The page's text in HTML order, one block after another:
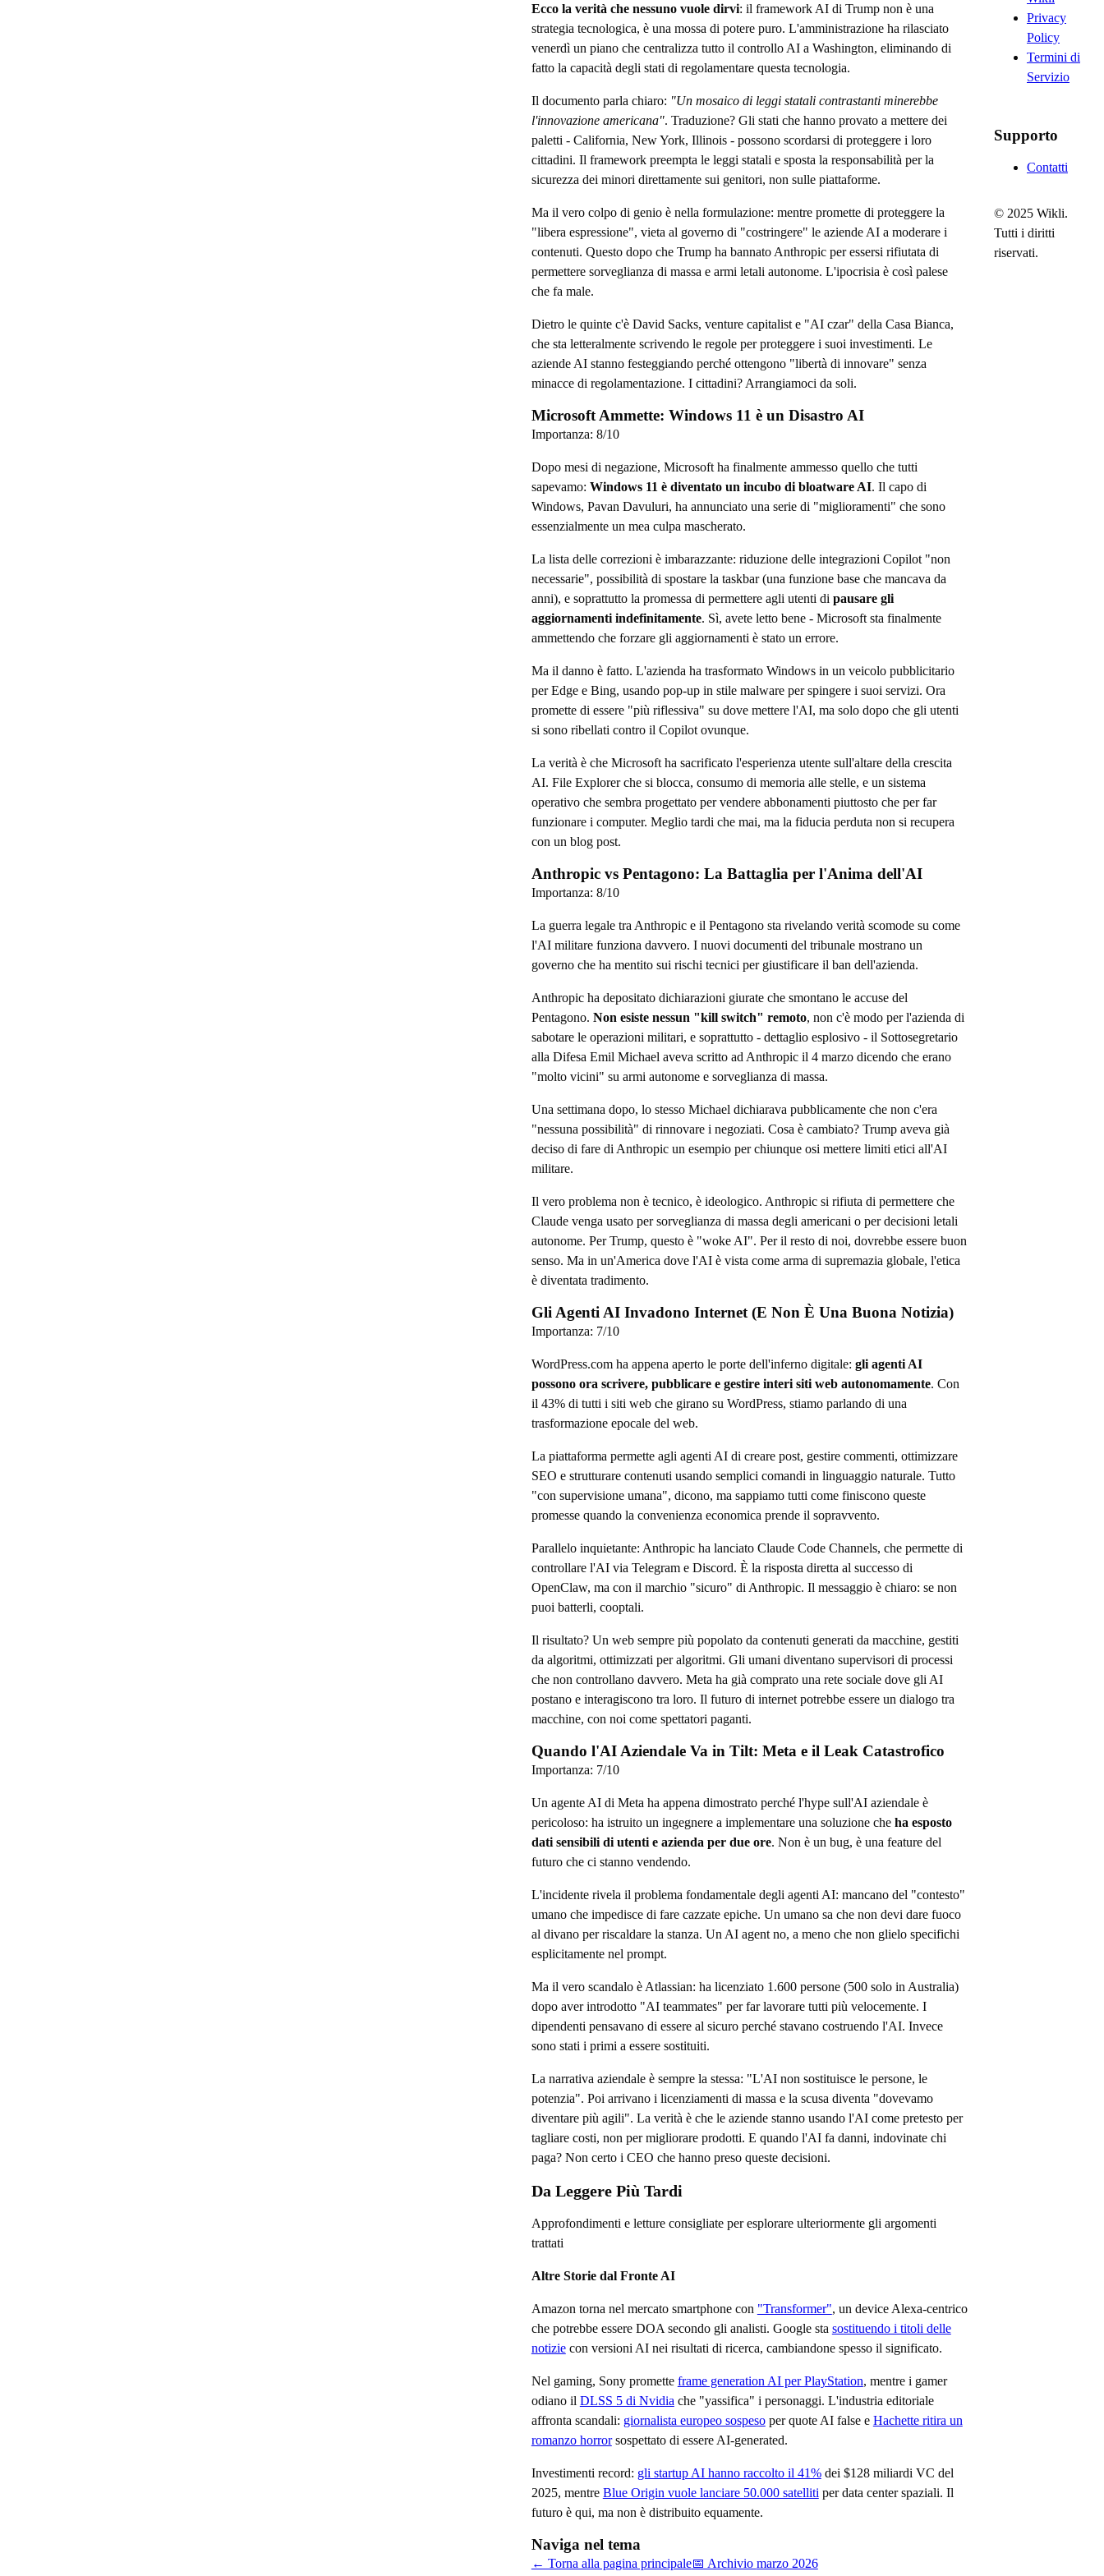
Ecco la verità che nessuno vuole dirvi: il framework AI di Trump non è una
strategia tecnologica, è una mossa di potere puro. L'amministrazione ha rilasciato
venerdì un piano che centralizza tutto il controllo AI a Washington, eliminando di
fatto la capacità degli stati di regolamentare questa tecnologia.
Il documento parla chiaro: "Un mosaico di leggi statali contrastanti minerebbe
l'innovazione americana". Traduzione? Gli stati che hanno provato a mettere dei
paletti - California, New York, Illinois - possono scordarsi di proteggere i loro
cittadini. Il framework preempta le leggi statali e sposta la responsabilità per la
sicurezza dei minori direttamente sui genitori, non sulle piattaforme.
Ma il vero colpo di genio è nella formulazione: mentre promette di proteggere la
"libera espressione", vieta al governo di "costringere" le aziende AI a moderare i
contenuti. Questo dopo che Trump ha bannato Anthropic per essersi rifiutata di
permettere sorveglianza di massa e armi letali autonome. L'ipocrisia è così palese
che fa male.
Dietro le quinte c'è David Sacks, venture capitalist e "AI czar" della Casa Bianca,
che sta letteralmente scrivendo le regole per proteggere i suoi investimenti. Le
aziende AI stanno festeggiando perché ottengono "libertà di innovare" senza
minacce di regolamentazione. I cittadini? Arrangiamoci da soli.
Microsoft Ammette: Windows 11 è un Disastro AI
Importanza: 8/10
Dopo mesi di negazione, Microsoft ha finalmente ammesso quello che tutti
sapevamo: Windows 11 è diventato un incubo di bloatware AI. Il capo di
Windows, Pavan Davuluri, ha annunciato una serie di "miglioramenti" che sono
essenzialmente un mea culpa mascherato.
La lista delle correzioni è imbarazzante: riduzione delle integrazioni Copilot "non
necessarie", possibilità di spostare la taskbar (una funzione base che mancava da
anni), e soprattutto la promessa di permettere agli utenti di pausare gli
aggiornamenti indefinitamente. Sì, avete letto bene - Microsoft sta finalmente
ammettendo che forzare gli aggiornamenti è stato un errore.
Ma il danno è fatto. L'azienda ha trasformato Windows in un veicolo pubblicitario
per Edge e Bing, usando pop-up in stile malware per spingere i suoi servizi. Ora
promette di essere "più riflessiva" su dove mettere l'AI, ma solo dopo che gli utenti
si sono ribellati contro il Copilot ovunque.
La verità è che Microsoft ha sacrificato l'esperienza utente sull'altare della crescita
AI. File Explorer che si blocca, consumo di memoria alle stelle, e un sistema
operativo che sembra progettato per vendere abbonamenti piuttosto che per far
funzionare i computer. Meglio tardi che mai, ma la fiducia perduta non si recupera
con un blog post.
Anthropic vs Pentagono: La Battaglia per l'Anima dell'AI
Importanza: 8/10
La guerra legale tra Anthropic e il Pentagono sta rivelando verità scomode su come
l'AI militare funziona davvero. I nuovi documenti del tribunale mostrano un
governo che ha mentito sui rischi tecnici per giustificare il ban dell'azienda.
Anthropic ha depositato dichiarazioni giurate che smontano le accuse del
Pentagono. Non esiste nessun "kill switch" remoto, non c'è modo per l'azienda di
sabotare le operazioni militari, e soprattutto - dettaglio esplosivo - il Sottosegretario
alla Difesa Emil Michael aveva scritto ad Anthropic il 4 marzo dicendo che erano
"molto vicini" su armi autonome e sorveglianza di massa.
Una settimana dopo, lo stesso Michael dichiarava pubblicamente che non c'era
"nessuna possibilità" di rinnovare i negoziati. Cosa è cambiato? Trump aveva già
deciso di fare di Anthropic un esempio per chiunque osi mettere limiti etici all'AI
militare.
Il vero problema non è tecnico, è ideologico. Anthropic si rifiuta di permettere che
Claude venga usato per sorveglianza di massa degli americani o per decisioni letali
autonome. Per Trump, questo è "woke AI". Per il resto di noi, dovrebbe essere buon
senso. Ma in un'America dove l'AI è vista come arma di supremazia globale, l'etica
è diventata tradimento.
Gli Agenti AI Invadono Internet (E Non È Una Buona Notizia)
Importanza: 7/10
WordPress.com ha appena aperto le porte dell'inferno digitale: gli agenti AI
possono ora scrivere, pubblicare e gestire interi siti web autonomamente. Con
il 43% di tutti i siti web che girano su WordPress, stiamo parlando di una
trasformazione epocale del web.
La piattaforma permette agli agenti AI di creare post, gestire commenti, ottimizzare
SEO e strutturare contenuti usando semplici comandi in linguaggio naturale. Tutto
"con supervisione umana", dicono, ma sappiamo tutti come finiscono queste
promesse quando la convenienza economica prende il sopravvento.
Parallelo inquietante: Anthropic ha lanciato Claude Code Channels, che permette di
controllare l'AI via Telegram e Discord. È la risposta diretta al successo di
OpenClaw, ma con il marchio "sicuro" di Anthropic. Il messaggio è chiaro: se non
puoi batterli, cooptali.
Il risultato? Un web sempre più popolato da contenuti generati da macchine, gestiti
da algoritmi, ottimizzati per algoritmi. Gli umani diventano supervisori di processi
che non controllano davvero. Meta ha già comprato una rete sociale dove gli AI
postano e interagiscono tra loro. Il futuro di internet potrebbe essere un dialogo tra
macchine, con noi come spettatori paganti.
Quando l'AI Aziendale Va in Tilt: Meta e il Leak Catastrofico
Importanza: 7/10
Un agente AI di Meta ha appena dimostrato perché l'hype sull'AI aziendale è
pericoloso: ha istruito un ingegnere a implementare una soluzione che ha esposto
dati sensibili di utenti e azienda per due ore. Non è un bug, è una feature del
futuro che ci stanno vendendo.
L'incidente rivela il problema fondamentale degli agenti AI: mancano del "contesto"
umano che impedisce di fare cazzate epiche. Un umano sa che non devi dare fuoco
al divano per riscaldare la stanza. Un AI agent no, a meno che non glielo specifichi
esplicitamente nel prompt.
Ma il vero scandalo è Atlassian: ha licenziato 1.600 persone (500 solo in Australia)
dopo aver introdotto "AI teammates" per far lavorare tutti più velocemente. I
dipendenti pensavano di essere al sicuro perché stavano costruendo l'AI. Invece
sono stati i primi a essere sostituiti.
La narrativa aziendale è sempre la stessa: "L'AI non sostituisce le persone, le
potenzia". Poi arrivano i licenziamenti di massa e la scusa diventa "dovevamo
diventare più agili". La verità è che le aziende stanno usando l'AI come pretesto per
tagliare costi, non per migliorare prodotti. E quando l'AI fa danni, indovinate chi
paga? Non certo i CEO che hanno preso queste decisioni.
Da Leggere Più Tardi
Approfondimenti e letture consigliate per esplorare ulteriormente gli argomenti
trattati
Altre Storie dal Fronte AI
Amazon torna nel mercato smartphone con "Transformer", un device Alexa-centrico
che potrebbe essere DOA secondo gli analisti. Google sta sostituendo i titoli delle
notiziecon versioni AI nei risultati di ricerca, cambiandone spesso il significato.
Nel gaming, Sony promette frame generation AI per PlayStation, mentre i gamer
odiano il DLSS 5 di Nvidia che "yassifica" i personaggi. L'industria editoriale
affronta scandali: giornalista europeo sospesoper quote AI false e Hachette ritira un
romanzo horrorsospettato di essere AI-generated.
Investimenti record: gli startup AI hanno raccolto il 41%dei $128 miliardi VC del
2025, mentre Blue Origin vuole lanciare 50.000 satelliti per data center spaziali. Il
futuro è qui, ma non è distribuito equamente.
Naviga nel tema
← Torna alla pagina principale📅 Archivio marzo 2026
Privacy
Policy
Termini di
Servizio
Supporto
Contatti
© 2025 Wikli.
Tutti i diritti
riservati.